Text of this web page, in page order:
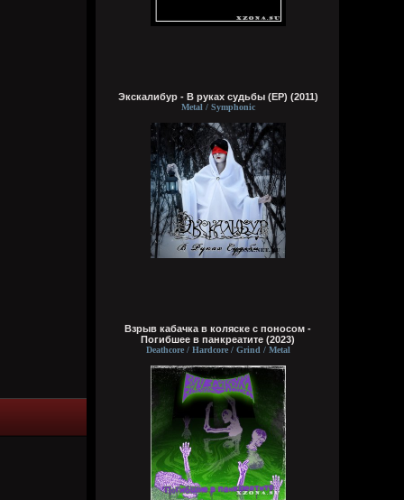
Wirtuozik
Вчера в 05:47:02
Wirtuozik
Вчера в 05:46:44
Кукуня
6 августа 2026
Виртуоз - Говно, залупа, пенис, хер,
давалка, хуй, блядина
Головка, шлюха, жопа, член, еблан,
петух… мудила
Рукоблуд, ссанина, очко, блядун, вагина
Сука, ебланище, влагалище, пердун,
дрочила
Экскалибур - В руках судьбы (EP) (2011)
Metal / Symphonic
Взрыв кабачка в коляске с поносом -
Погибшее в панкреатите (2023)
Deathcore / Hardcore / Grind / Metal